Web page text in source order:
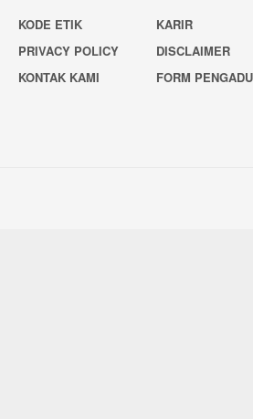
KODE ETIK
KARIR
PRIVACY POLICY
DISCLAIMER
KONTAK KAMI
FORM